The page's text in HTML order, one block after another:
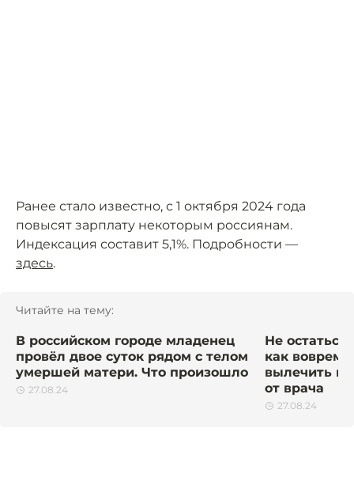
Ранее стало известно, с 1 октября 2024 года
повысят зарплату некоторым россиянам.
Индексация составит 5,1%. Подробности —
здесь.
Читайте на тему:
В российском городе младенец
провёл двое суток рядом с телом
умершей матери. Что произошло
27.08.24
Не остаться
как
вылечить
от врача
27.08.24